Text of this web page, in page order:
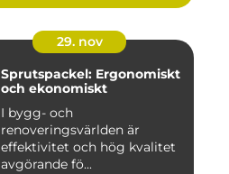
29. nov
Sprutspackel: Ergonomiskt
och ekonomiskt
I bygg- och
renoveringsvärlden är
effektivitet och hög kvalitet
avgörande fö...